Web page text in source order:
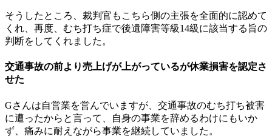
そうしたところ、裁判官もこちら側の主張を全面的に認めて
くれ、再度、むち打ち症で後遺障害等級14級に該当する旨の
判断をしてくれました。
交通事故の前より売上げが上がっているが休業損害を認定さ
せた
Gさんは自営業を営んでいますが、交通事故のむち打ち被害
に遭ったからと言って、自身の事業を辞めるわけにもいか
ず、痛みに耐えながら事業を継続していました。